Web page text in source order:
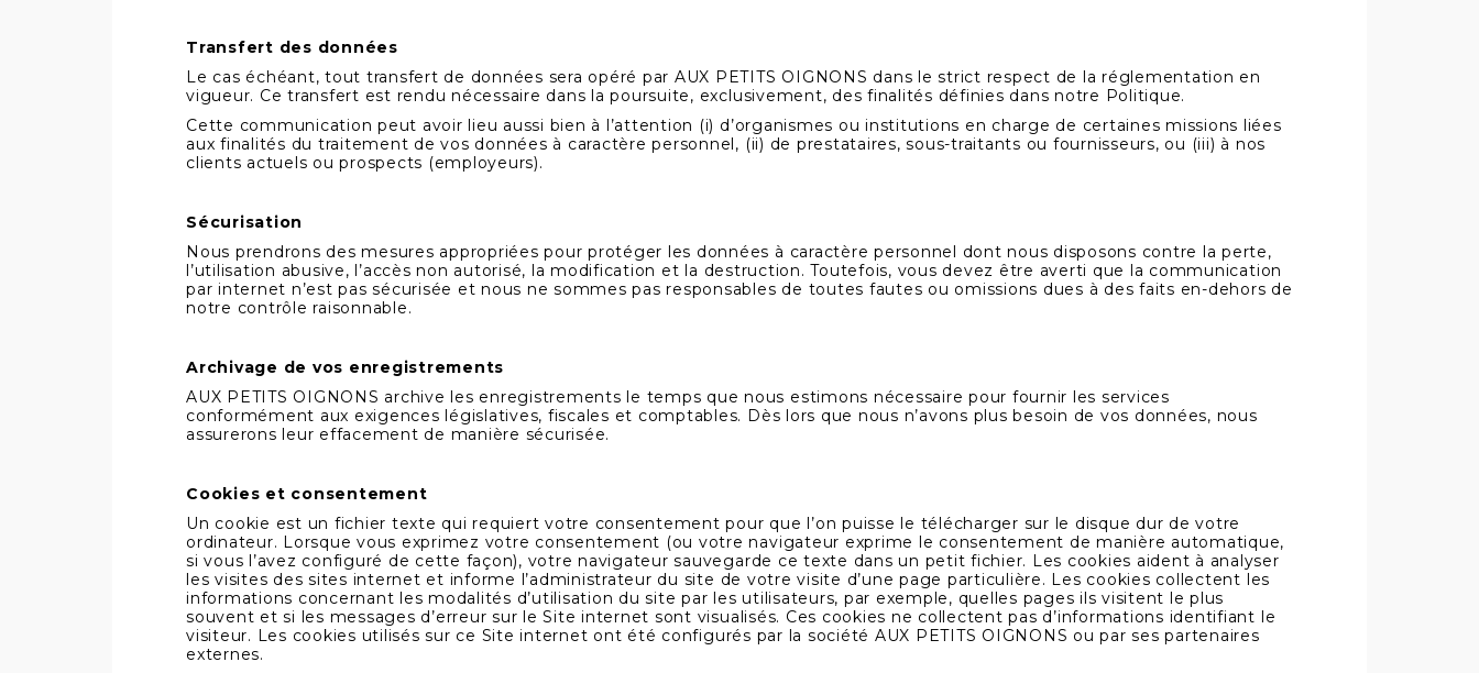
Transfert des données
Le cas échéant, tout transfert de données sera opéré par AUX PETITS OIGNONS dans le strict respect de la réglementation en
vigueur. Ce transfert est rendu nécessaire dans la poursuite, exclusivement, des finalités définies dans notre Politique.
Cette communication peut avoir lieu aussi bien à l’attention (i) d’organismes ou institutions en charge de certaines missions liées
aux finalités du traitement de vos données à caractère personnel, (ii) de prestataires, sous-traitants ou fournisseurs, ou (iii) à nos
clients actuels ou prospects (employeurs).
Sécurisation
Nous prendrons des mesures appropriées pour protéger les données à caractère personnel dont nous disposons contre la perte,
l’utilisation abusive, l’accès non autorisé, la modification et la destruction. Toutefois, vous devez être averti que la communication
par internet n’est pas sécurisée et nous ne sommes pas responsables de toutes fautes ou omissions dues à des faits en-dehors de
notre contrôle raisonnable.
Archivage de vos enregistrements
AUX PETITS OIGNONS archive les enregistrements le temps que nous estimons nécessaire pour fournir les services
conformément aux exigences législatives, fiscales et comptables. Dès lors que nous n’avons plus besoin de vos données, nous
assurerons leur effacement de manière sécurisée.
Cookies et consentement
Un cookie est un fichier texte qui requiert votre consentement pour que l’on puisse le télécharger sur le disque dur de votre
ordinateur. Lorsque vous exprimez votre consentement (ou votre navigateur exprime le consentement de manière automatique,
si vous l’avez configuré de cette façon), votre navigateur sauvegarde ce texte dans un petit fichier. Les cookies aident à analyser
les visites des sites internet et informe l’administrateur du site de votre visite d’une page particulière. Les cookies collectent les
informations concernant les modalités d’utilisation du site par les utilisateurs, par exemple, quelles pages ils visitent le plus
souvent et si les messages d’erreur sur le Site internet sont visualisés. Ces cookies ne collectent pas d’informations identifiant le
visiteur. Les cookies utilisés sur ce Site internet ont été configurés par la société AUX PETITS OIGNONS ou par ses partenaires
externes.